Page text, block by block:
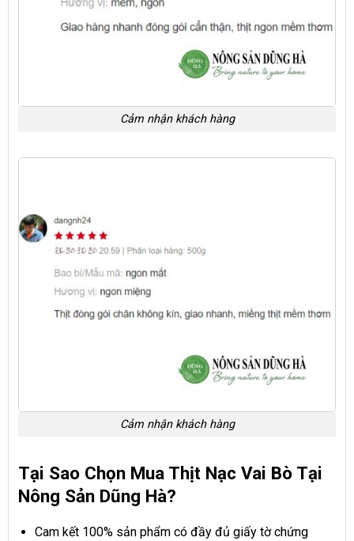
Cảm nhận khách hàng
Cảm nhận khách hàng
Tại Sao Chọn Mua Thịt Nạc Vai Bò Tại
Nông Sản Dũng Hà?
Cam kết 100% sản phẩm có đầy đủ giấy tờ chứng